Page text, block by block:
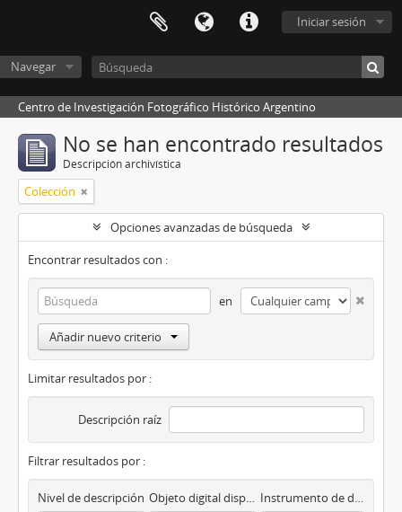
Iniciar sesión
Navegar
Centro de Investigación Fotográfico Histórico Argentino
No se han encontrado resultados
Descripción archivística
Colección
Opciones avanzadas de búsqueda
Encontrar resultados con :
en
Añadir nuevo criterio
Limitar resultados por :
Descripción raíz
Filtrar resultados por :
Nivel de descripción Objeto digital disponibles Instrumento de descripción